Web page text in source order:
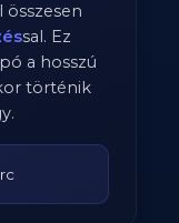
összesen
sal. Ez
a hosszú
történik